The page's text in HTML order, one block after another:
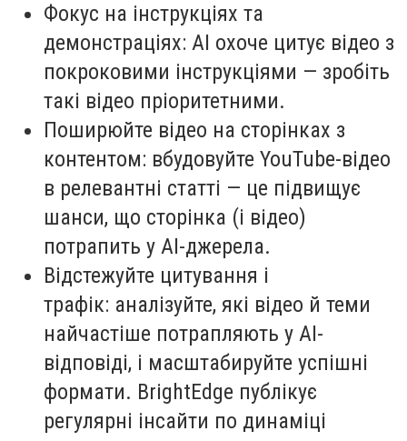
Фокус на інструкціях та
демонстраціях: AI охоче цитує відео з
покроковими інструкціями — зробіть
такі відео пріоритетними.
Поширюйте відео на сторінках з
контентом: вбудовуйте YouTube-відео
в релевантні статті — це підвищує
шанси, що сторінка (і відео)
потрапить у AI-джерела.
Відстежуйте цитування і
трафік: аналізуйте, які відео й теми
найчастіше потрапляють у AI-
відповіді, і масштабируйте успішні
формати. BrightEdge публікує
регулярні інсайти по динаміці